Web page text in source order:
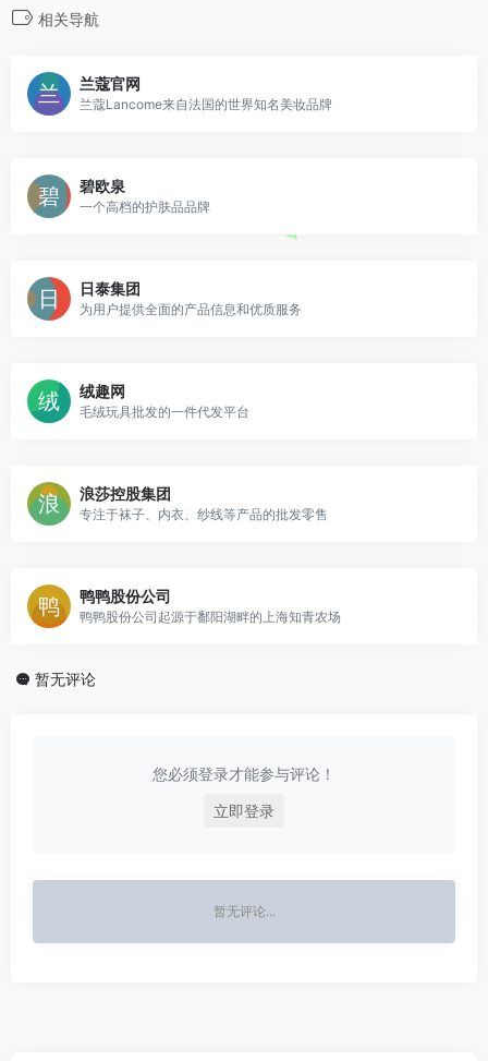
相关导航
兰蔻官网
兰蔻Lancome来自法国的世界知名美妆品牌
碧欧泉
一个高档的护肤品品牌
日泰集团
为用户提供全面的产品信息和优质服务
绒趣网
毛绒玩具批发的一件代发平台
浪莎控股集团
专注于袜子、内衣、纱线等产品的批发零售
鸭鸭股份公司
鸭鸭股份公司起源于鄱阳湖畔的上海知青农场
暂无评论
您必须登录才能参与评论！
立即登录
暂无评论...